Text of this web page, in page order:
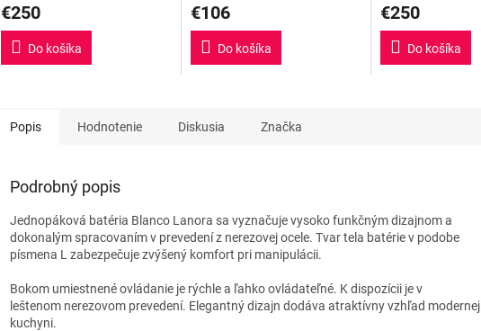
€250
Do košíka
€106
Do košíka
€250
Do košíka
Popis Hodnotenie Diskusia Značka
Podrobný popis
Jednopáková batéria Blanco Lanora sa vyznačuje vysoko funkčným dizajnom a
dokonalým spracovaním v prevedení z nerezovej ocele. Tvar tela batérie v podobe
písmena L zabezpečuje zvýšený komfort pri manipulácii.
Bokom umiestnené ovládanie je rýchle a ľahko ovládateľné. K dispozícii je v
leštenom nerezovom prevedení. Elegantný dizajn dodáva atraktívny vzhľad modernej
kuchyni.